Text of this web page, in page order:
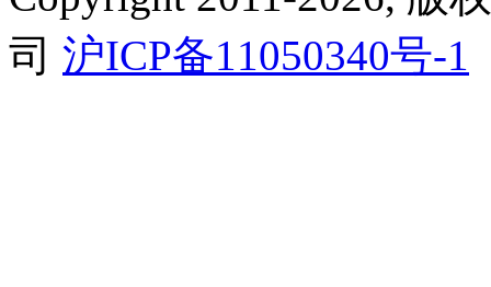
司 沪ICP备11050340号-1